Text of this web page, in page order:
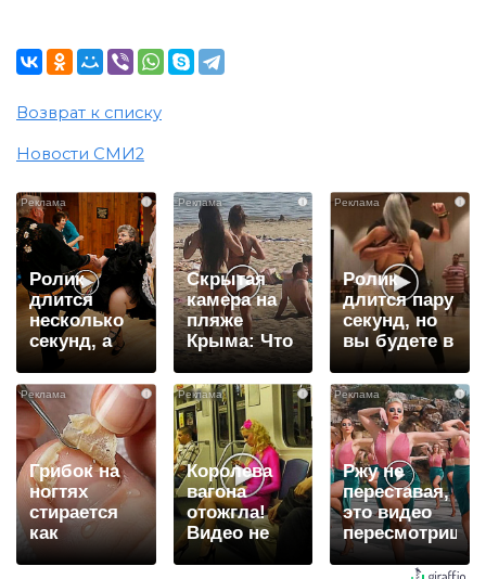
Возврат к списку
Новости СМИ2
i
Ролик
длится
несколько
секунд, а
смеяться
вы будете
долго
i
Скрытая
камера на
пляже
Крыма: Что
люди
вытворяют,
когда их не
видят...
i
Ролик
длится пару
секунд, но
вы будете в
шоке от
увиденного
i
Грибок на
ногтях
стирается
как
ластиком!
i
Королева
вагона
отожгла!
Видео не
оставит
i
Ржу не
переставая,
это видео
пересмотришь
не раз